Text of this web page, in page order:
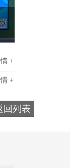
结合
+
+
回列表